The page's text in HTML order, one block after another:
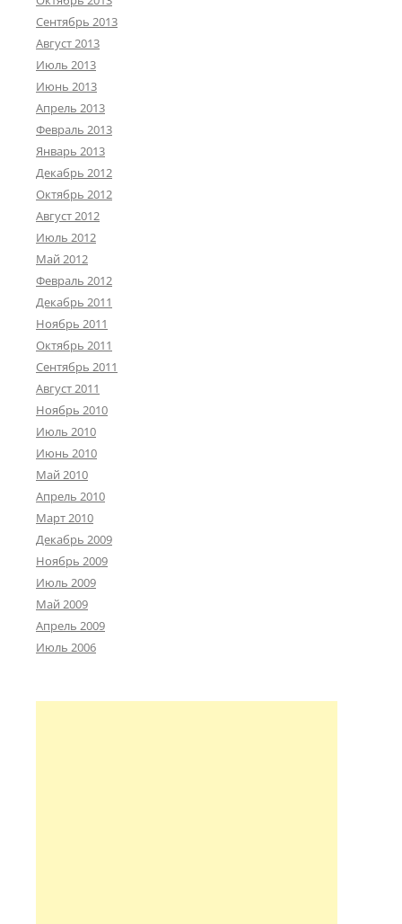
Сентябрь 2013
Август 2013
Июль 2013
Июнь 2013
Апрель 2013
Февраль 2013
Январь 2013
Декабрь 2012
Октябрь 2012
Август 2012
Июль 2012
Май 2012
Февраль 2012
Декабрь 2011
Ноябрь 2011
Октябрь 2011
Сентябрь 2011
Август 2011
Ноябрь 2010
Июль 2010
Июнь 2010
Май 2010
Апрель 2010
Март 2010
Декабрь 2009
Ноябрь 2009
Июль 2009
Май 2009
Апрель 2009
Июль 2006